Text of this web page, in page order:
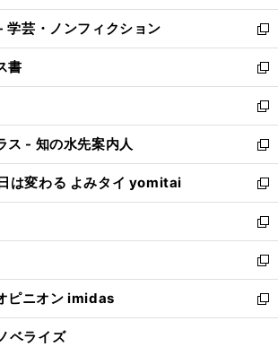
開
く
ウ
で
開
く
ン
ド
ウ
で
開
く
ウ
ィ
ン
ド
ウ
で
開
く
学芸・ノンフィクション
新
し
い
ウ
ィ
ン
ド
ウ
で
開
く
書
新
し
い
ウ
ィ
ン
ド
ウ
で
開
く
新
し
い
ウ
ィ
ン
ド
ウ
で
開
く
ス - 知の水先案内人
新
し
い
ウ
ィ
ン
ド
ウ
で
開
は変わる よみタイ yomitai
新
し
い
ウ
ィ
ン
ド
ウ
新
し
い
ウ
ィ
ン
新
し
い
ウ
ピニオン imidas
新
し
ベライズ